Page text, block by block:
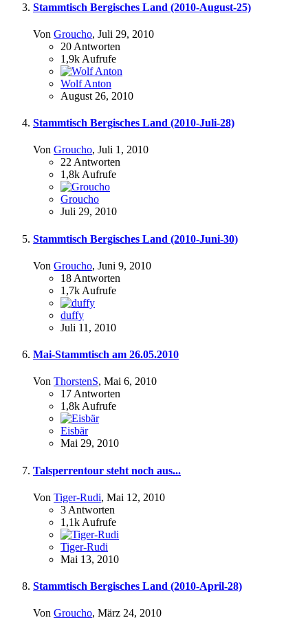
Stammtisch Bergisches Land (2010-August-25)
Von Groucho, Juli 29, 2010
20 Antworten
1,9k Aufrufe
Wolf Anton
August 26, 2010
Stammtisch Bergisches Land (2010-Juli-28)
Von Groucho, Juli 1, 2010
22 Antworten
1,8k Aufrufe
Groucho
Juli 29, 2010
Stammtisch Bergisches Land (2010-Juni-30)
Von Groucho, Juni 9, 2010
18 Antworten
1,7k Aufrufe
duffy
Juli 11, 2010
Mai-Stammtisch am 26.05.2010
Von ThorstenS, Mai 6, 2010
17Antworten
1,8kAufrufe
Eisbär
Mai 29, 2010
Talsperrentour steht noch aus...
Von Tiger-Rudi, Mai 12, 2010
3 Antworten
1,1k Aufrufe
Tiger-Rudi
Mai 13, 2010
Stammtisch Bergisches Land (2010-April-28)
Von Groucho, März 24, 2010